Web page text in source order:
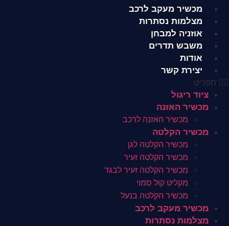
מכשיר מעקב לרכב
מצלמות נסתרות
אוזניה למבחן
משבש תדרים
אודות
יצירת קשר
תפריט
ציוד ריגול
מכשיר האזנה
מכשיר האזנה לרכב
מכשיר הקלטה
מכשיר הקלטה לגן
מכשיר הקלטה זעיר
מכשיר הקלטה זעיר לבגד
מקליט קול סמוי
מכשיר הקלטה בנעל
מכשיר מעקב לרכב
מצלמות נסתרות